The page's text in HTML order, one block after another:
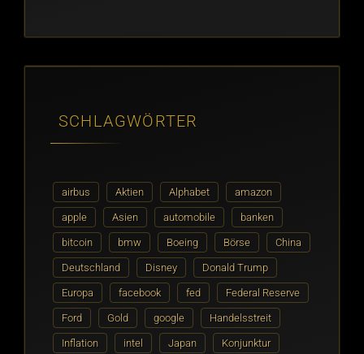
SCHLAGWÖRTER
airbus Aktien Alphabet amazon
apple Asien automobile banken
bitcoin bmw Boeing Börse China
Deutschland Disney Donald Trump
Europa facebook fed Federal Reserve
Ford Gold google Handelsstreit
Inflation intel Japan Konjunktur